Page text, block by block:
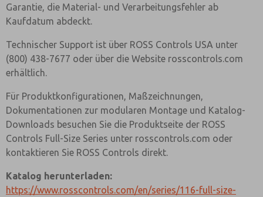
Garantie, die Material- und Verarbeitungsfehler ab
Kaufdatum abdeckt.
Technischer Support ist über ROSS Controls USA unter
(800) 438-7677 oder über die Website rosscontrols.com
erhältlich.
Für Produktkonfigurationen, Maßzeichnungen,
Dokumentationen zur modularen Montage und Katalog-
Downloads besuchen Sie die Produktseite der ROSS
Controls Full-Size Series unter rosscontrols.com oder
kontaktieren Sie ROSS Controls direkt.
Katalog herunterladen:
https://www.rosscontrols.com/en/series/116-full-size-